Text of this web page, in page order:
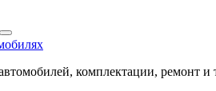
комплектации, ремонт и